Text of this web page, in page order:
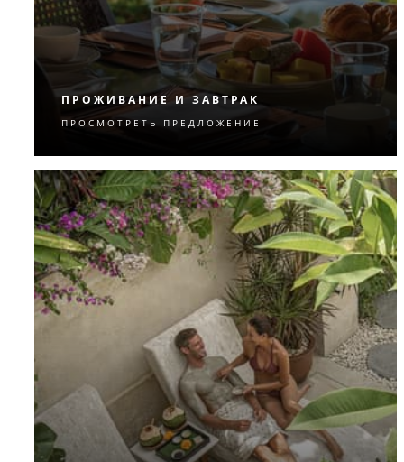
ПРОЖИВАНИЕ И ЗАВТРАК
Начинайте каждый день с фирменного
ПРОСМОТРЕТЬ ПРЕДЛОЖЕНИЕ